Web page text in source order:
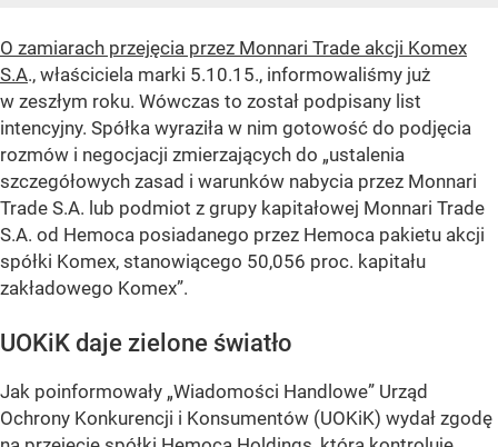
O zamiarach przejęcia przez Monnari Trade akcji Komex
S.A., właściciela marki 5.10.15., informowaliśmy już
w zeszłym roku. Wówczas to został podpisany list
intencyjny. Spółka wyraziła w nim gotowość do podjęcia
rozmów i negocjacji zmierzających do „ustalenia
szczegółowych zasad i warunków nabycia przez Monnari
Trade S.A. lub podmiot z grupy kapitałowej Monnari Trade
S.A. od Hemoca posiadanego przez Hemoca pakietu akcji
spółki Komex, stanowiącego 50,056 proc. kapitału
zakładowego Komex”.
UOKiK daje zielone światło
Jak poinformowały „Wiadomości Handlowe” Urząd
Ochrony Konkurencji i Konsumentów (UOKiK) wydał zgodę